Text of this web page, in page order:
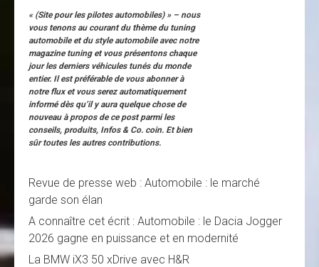
« (Site pour les pilotes automobiles) » – nous
vous tenons au courant du thème du tuning
automobile et du style automobile avec notre
magazine tuning et vous présentons chaque
jour les derniers véhicules tunés du monde
entier. Il est préférable de vous abonner à
notre flux et vous serez automatiquement
informé dès qu’il y aura quelque chose de
nouveau à propos de ce post parmi les
conseils, produits, Infos & Co. coin. Et bien
sûr toutes les autres contributions.
Revue de presse web : Automobile : le marché
garde son élan
A connaître cet écrit : Automobile : le Dacia Jogger
2026 gagne en puissance et en modernité
La BMW iX3 50 xDrive avec H&R